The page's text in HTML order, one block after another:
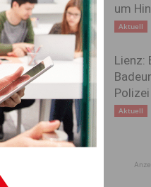
um
Aktuell
Lienz:
Aktuell